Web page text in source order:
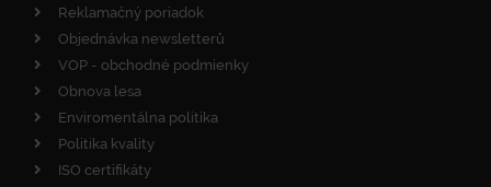
Reklamačný poriadok
Objednávka newsletterů
VOP - obchodné podmienky
Obnova lesa
Enviromentálna politika
Politika kvality
ISO certifikáty